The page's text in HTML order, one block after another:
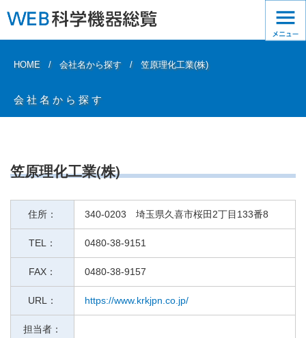
HOME 会社名から探す 笠原理化工業(株)
会社名から探す
笠原理化工業(株)
住所： 340-0203 埼玉県久喜市桜田2丁目133番8
TEL： 0480-38-9151
FAX： 0480-38-9157
URL： https://www.krkjpn.co.jp/
担当者：